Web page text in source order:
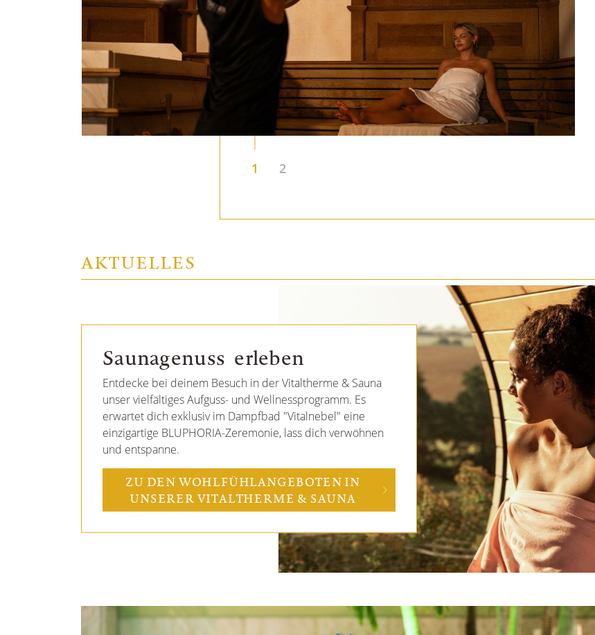
1 2
AKTUELLES
Saunagenuss erleben
Entdecke bei deinem Besuch in der Vitaltherme & Sauna
unser vielfältiges Aufguss- und Wellnessprogramm. Es
erwartet dich exklusiv im Dampfbad "Vitalnebel" eine
einzigartige BLUPHORIA-Zeremonie, lass dich verwöhnen
und entspanne.
ZU DEN WOHLFÜHLANGEBOTEN IN
UNSERER VITALTHERME & SAUNA